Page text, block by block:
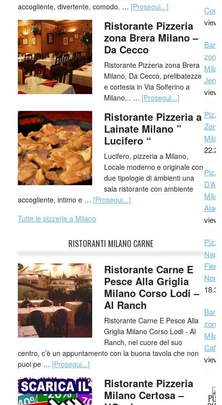
accogliente, divertente, comodo. … [Prosegui...]
Ristorante Pizzeria
zona Brera Milano –
Da Cecco
Ristorante Pizzeria zona Brera
Milano, Da Cecco, prelibatezze
e cortesia in Via Solferino a
Milano... … [Prosegui...]
Ristorante Pizzeria a
Lainate Milano ”
Lucifero “
Lucifero, pizzeria a Milano,
Locale moderno e originale con
due tipologie di ambienti una
sala ristorante con ambiente
accogliente, intimo e … [Prosegui...]
Tutte le pizzerie a Milano
RISTORANTI MILANO CARNE
Ristorante Carne E
Pesce Alla Griglia
Milano Corso Lodi –
Al Ranch
Ristorante Carne E Pesce Alla
Griglia Milano Corso Lodi - Al
Ranch, nel cuore del suo
centro, c’è un appuntamento con la buona tavola che non
puoi pe … [Prosegui...]
Ristorante Pizzeria
Milano Certosa –
Bar
Jerry
Non
Bar
zona
Caffè